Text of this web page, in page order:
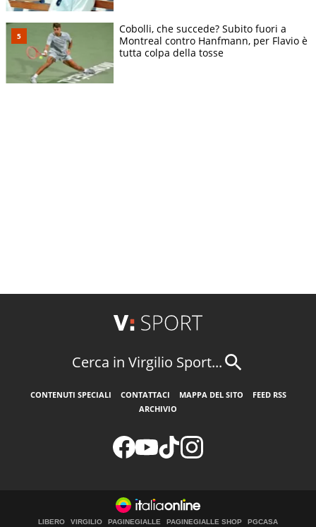
Cobolli, che succede? Subito fuori a
Montreal contro Hanfmann, per Flavio è
tutta colpa della tosse
Cerca in Virgilio Sport...
CONTENUTI SPECIALI CONTATTACI MAPPA DEL SITO
FEED RSS
ARCHIVIO
LIBERO VIRGILIO PAGINEGIALLE PAGINEGIALLE SHOP PGCASA